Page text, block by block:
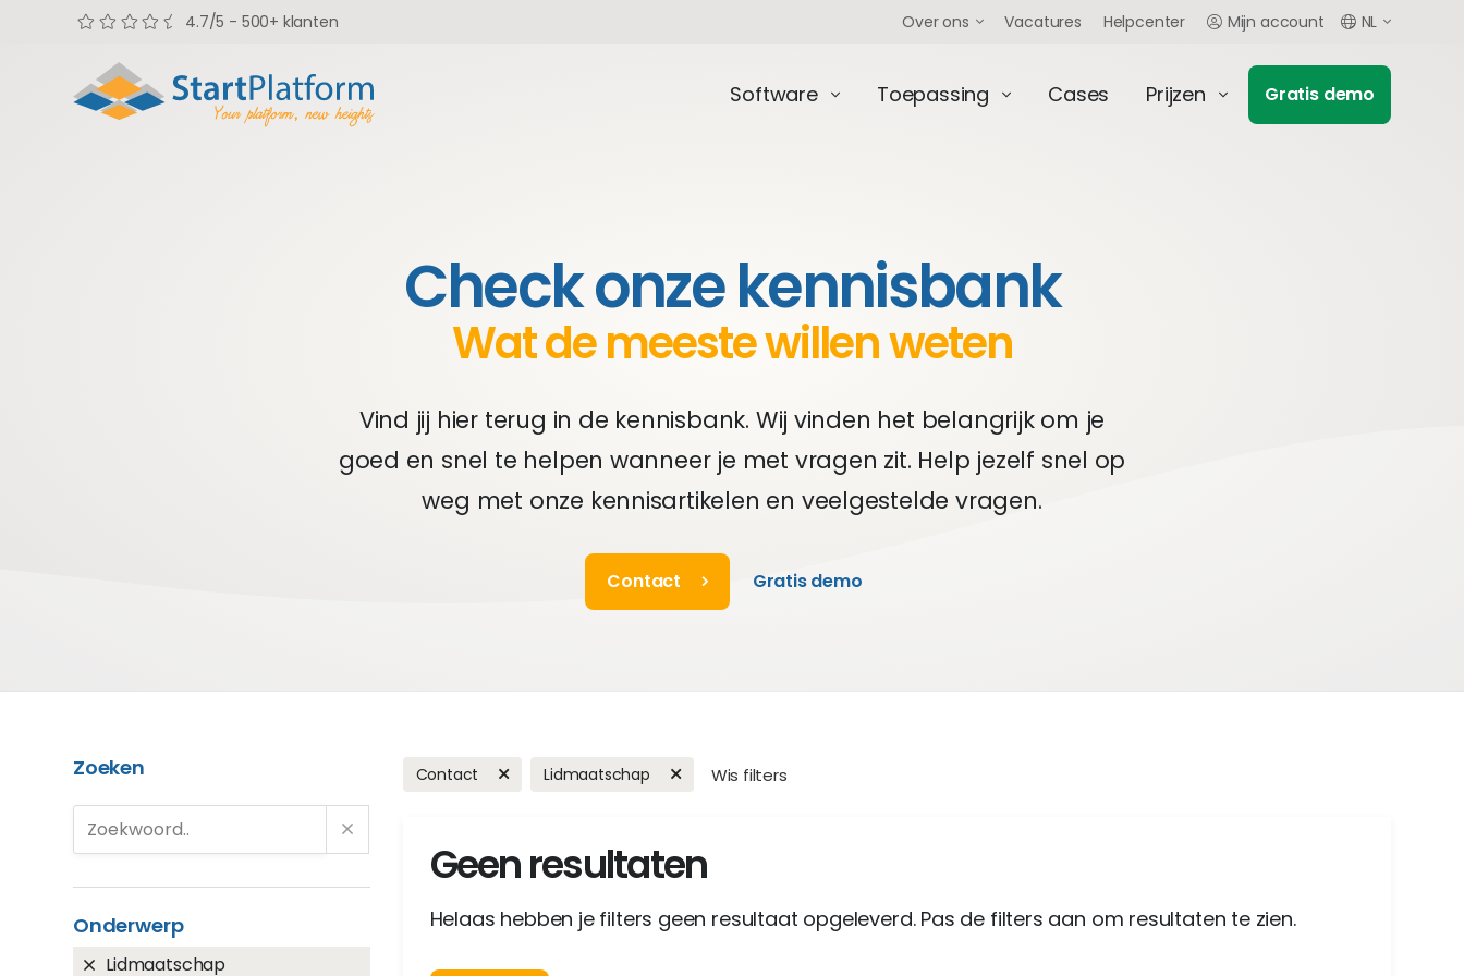
Check onze kennisbank
Wat de meeste willen weten
Vind jij hier terug in de kennisbank. Wij vinden het belangrijk om je
goed en snel te helpen wanneer je met vragen zit. Help jezelf snel op
weg met onze kennisartikelen en veelgestelde vragen.
Contact Gratis demo
Zoeken
Onderwerp
Lidmaatschap
Contact Lidmaatschap Wis filters
Geen resultaten
Helaas hebben je filters geen resultaat opgeleverd. Pas de filters aan om resultaten te zien.
4.7/5 - 500+ klanten Over ons Vacatures Helpcenter Mijn account NL
Software Toepassing Cases Prijzen Gratis demo